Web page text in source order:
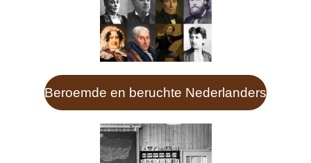
Beroemde en beruchte Nederlanders